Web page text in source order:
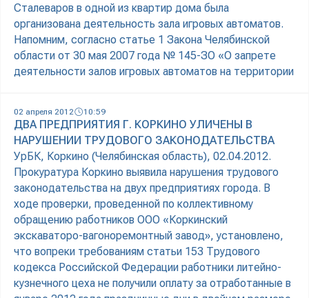
Сталеваров в одной из квартир дома была
организована деятельность зала игровых автоматов.
Напомним, согласно статье 1 Закона Челябинской
области от 30 мая 2007 года № 145-ЗО «О запрете
деятельности залов игровых автоматов на территории
02 апреля 2012 10:59
ДВА ПРЕДПРИЯТИЯ Г. КОРКИНО УЛИЧЕНЫ В
НАРУШЕНИИ ТРУДОВОГО ЗАКОНОДАТЕЛЬСТВА
УрБК, Коркино (Челябинская область), 02.04.2012.
Прокуратура Коркино выявила нарушения трудового
законодательства на двух предприятиях города. В
ходе проверки, проведенной по коллективному
обращению работников ООО «Коркинский
экскаваторо-вагоноремонтный завод», установлено,
что вопреки требованиям статьи 153 Трудового
кодекса Российской Федерации работники литейно-
кузнечного цеха не получили оплату за отработанные в